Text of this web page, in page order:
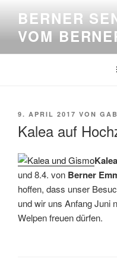
springen
BERNER
VOM
VERÖFFENTLICHT
9. APRIL 2017 VON
Kalea auf
und 8.4. von Berner
hoffen, dass unser
und wir uns Anfang Juni
Welpen freuen dürfen.